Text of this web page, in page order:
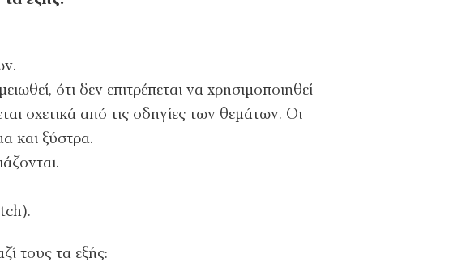
ότι δεν επιτρέπεται να χρησιμοποιηθεί
σχετικά από τις οδηγίες των θεμάτων. Οι
και ξύστρα.
τους τα εξής: